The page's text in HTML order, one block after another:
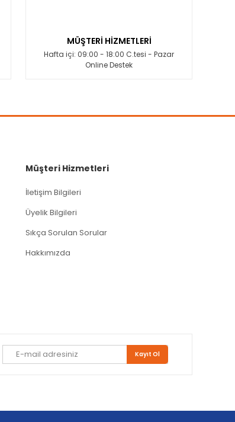
MÜŞTERİ HİZMETLERİ
Hafta içi: 09:00 - 18:00 C.tesi - Pazar
Online Destek
Müşteri Hizmetleri
İletişim Bilgileri
Üyelik Bilgileri
Sıkça Sorulan Sorular
Hakkımızda
Kayıt Ol